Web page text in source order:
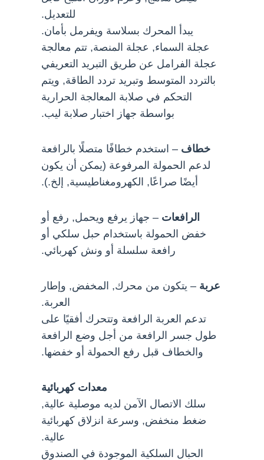
للتعديل.
يبدأ المحرك بسلاسة ويفرمل بأمان.
عجلة السماء, عجلة المنصة, تتم معالجة
عجلة الفرامل عن طريق التبريد التعريفي
بالتردد المتوسط ​​وتبريد تردد الطاقة, ويتم
التحكم في صلابة المعالجة الحرارية
بواسطة جهاز اختبار صلابة ليب.
خطاف – استخدم خطافًا متصلًا بالرافعة
لدعم الحمولة المرفوعة (يمكن أن يكون
أيضًا صراعًا, الكهرومغناطيسية, إلخ.).
الرافعات – جهاز يرفع ويحمل, رفع أو
خفض الحمولة باستخدام حبل سلكي أو
رافعة سلسلة أو ونش كهربائي.
عربة – يتكون من محرك, المخفض, وإطار
العربة.
تدعم العربة الرافعة وتتحرك أفقيًا على
طول جسر الرافعة من أجل وضع الرافعة
والخطاف قبل رفع الحمولة أو خفضها.
معدات كهربائية
سلك الاتصال الآمن لديه موصلية عالية,
ضغط منخفض, وسرعة انزلاق كهربائية
عالية.
الحبال السلكية الموجودة في الصندوق